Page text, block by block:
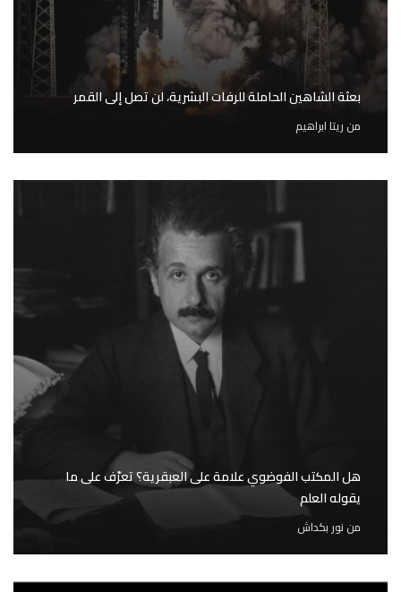
بعثة الشاهين الحاملة للرفات البشرية، لن تصل إلى القمر
من ريتا ابراهيم
هل المكتب الفوضوي علامة على العبقرية؟ تعرّف على ما
يقوله العلم
من نور بكداش